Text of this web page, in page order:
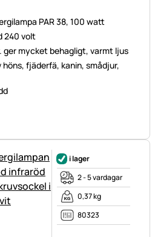
PAR 38, 100 watt
240 volt
ger mycket behagligt, varmt ljus
fjäderfä, kanin, smådjur,
i lager
2 - 5 vardagar
0,37 kg
80323